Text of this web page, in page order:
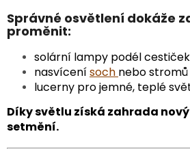
Správné osvětlení dokáže
proměnit:
solární lampy podél cestiček
nasvícenísoch nebo stromů
lucerny pro jemné, teplé
Díky světlu získá zahrada
setmění.